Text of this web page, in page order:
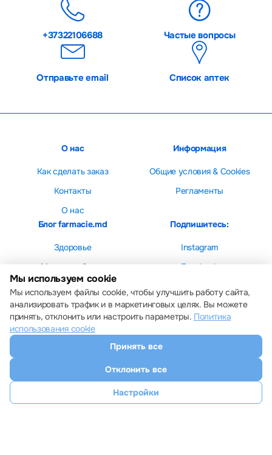
+37322106688 Частые вопросы
Отправьте email Список аптек
О нас
Как сделать заказ
Контакты
О нас
Информация
Общие условия & Cookies
Регламенты
Блог farmacie.md
Здоровье
Мама и ребенок
Красота
Подпишитесь:
Instagram
Facebook
Все права защищены © 2013 – 2026 Farmacie.md
Скачайте наше приложение
Настройки cookie
Мы используем cookie
Мы используем файлы cookie, чтобы улучшить работу сайта,
анализировать трафик и в маркетинговых целях. Вы можете
принять, отклонить или настроить параметры. Политика
использования cookie
Принять все
Отклонить все
Настройки